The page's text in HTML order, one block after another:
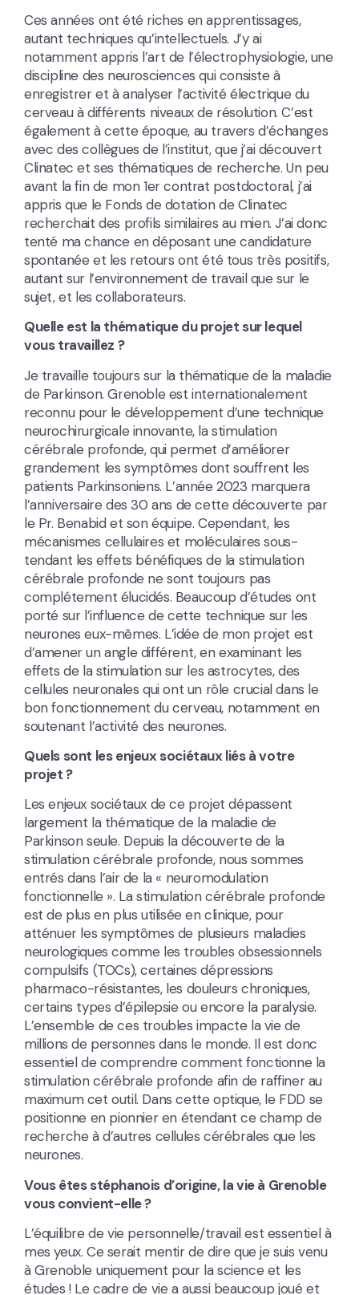
Ces années ont été riches en apprentissages,
autant techniques qu’intellectuels. J’y ai
notamment appris l’art de l’électrophysiologie, une
discipline des neurosciences qui consiste à
enregistrer et à analyser l’activité électrique du
cerveau à différents niveaux de résolution. C’est
également à cette époque, au travers d’échanges
avec des collègues de l’institut, que j’ai découvert
Clinatec et ses thématiques de recherche. Un peu
avant la fin de mon 1er contrat postdoctoral, j’ai
appris que le Fonds de dotation de Clinatec
recherchait des profils similaires au mien. J’ai donc
tenté ma chance en déposant une candidature
spontanée et les retours ont été tous très positifs,
autant sur l’environnement de travail que sur le
sujet, et les collaborateurs.
Quelle est la thématique du projet sur lequel
vous travaillez ?
Je travaille toujours sur la thématique de la maladie
de Parkinson. Grenoble est internationalement
reconnu pour le développement d’une technique
neurochirurgicale innovante, la stimulation
cérébrale profonde, qui permet d’améliorer
grandement les symptômes dont souffrent les
patients Parkinsoniens. L’année 2023 marquera
l’anniversaire des 30 ans de cette découverte par
le Pr. Benabid et son équipe. Cependant, les
mécanismes cellulaires et moléculaires sous-
tendant les effets bénéfiques de la stimulation
cérébrale profonde ne sont toujours pas
complétement élucidés. Beaucoup d’études ont
porté sur l’influence de cette technique sur les
neurones eux-mêmes. L’idée de mon projet est
d’amener un angle différent, en examinant les
effets de la stimulation sur les astrocytes, des
cellules neuronales qui ont un rôle crucial dans le
bon fonctionnement du cerveau, notamment en
soutenant l’activité des neurones.
Quels sont les enjeux sociétaux liés à votre
projet ?
Les enjeux sociétaux de ce projet dépassent
largement la thématique de la maladie de
Parkinson seule. Depuis la découverte de la
stimulation cérébrale profonde, nous sommes
entrés dans l’air de la « neuromodulation
fonctionnelle ». La stimulation cérébrale profonde
est de plus en plus utilisée en clinique, pour
atténuer les symptômes de plusieurs maladies
neurologiques comme les troubles obsessionnels
compulsifs (TOCs), certaines dépressions
pharmaco-résistantes, les douleurs chroniques,
certains types d’épilepsie ou encore la paralysie.
L’ensemble de ces troubles impacte la vie de
millions de personnes dans le monde. Il est donc
essentiel de comprendre comment fonctionne la
stimulation cérébrale profonde afin de raffiner au
maximum cet outil. Dans cette optique, le FDD se
positionne en pionnier en étendant ce champ de
recherche à d’autres cellules cérébrales que les
neurones.
Vous êtes stéphanois d’origine, la vie à Grenoble
vous convient-elle ?
L’équilibre de vie personnelle/travail est essentiel à
mes yeux. Ce serait mentir de dire que je suis venu
à Grenoble uniquement pour la science et les
études ! Le cadre de vie a aussi beaucoup joué et